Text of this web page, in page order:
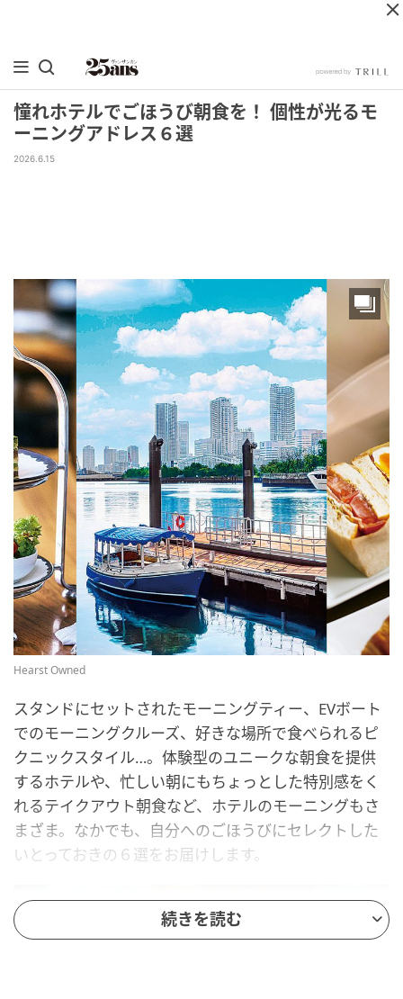
憧れホテルでごほうび朝食を！ 個性が光るモ
ーニングアドレス６選
2026.6.15
Hearst Owned
スタンドにセットされたモーニングティー、EVボート
でのモーニングクルーズ、好きな場所で食べられるピ
クニックスタイル…。体験型のユニークな朝食を提供
するホテルや、忙しい朝にもちょっとした特別感をく
れるテイクアウト朝食など、ホテルのモーニングもさ
まざま。なかでも、自分へのごほうびにセレクトした
いとっておきの６選をお届けします。
続きを読む